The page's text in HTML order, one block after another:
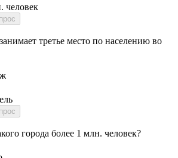
человек
третье место по населению во
города более 1 млн. человек?